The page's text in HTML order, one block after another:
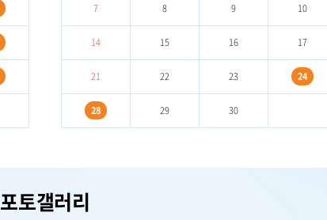
7 8 9 10
14 15 16 17
21 22 23 24
28 29 30
포토갤러리